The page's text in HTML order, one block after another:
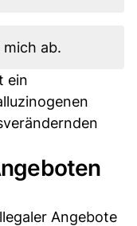
ab.
ein
Angebote